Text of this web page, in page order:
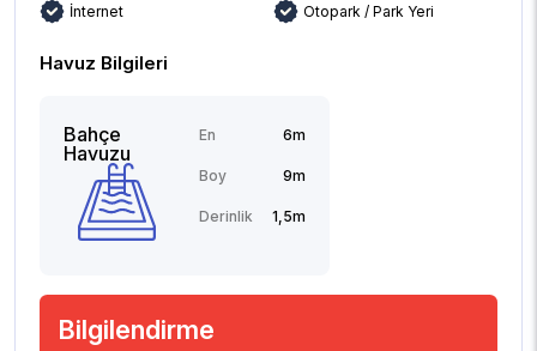
İnternet Otopark / Park Yeri
Havuz Bilgileri
Bahçe
Havuzu
En 6m
Boy 9m
Derinlik 1,5m
Bilgilendirme